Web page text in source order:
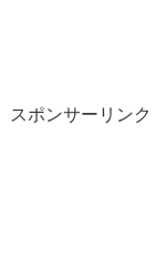
スポンサーリンク